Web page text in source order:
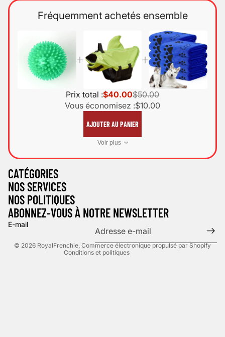
Fréquemment achetés ensemble
Prix total :$40.00$50.00
Vous économisez :$10.00
AJOUTER AU PANIER
Voir plus
CATÉGORIES
NOS SERVICES
NOS POLITIQUES
ABONNEZ-VOUS À NOTRE NEWSLETTER
E-mail
© 2026 RoyalFrenchie, Commerce électronique propulsé par Shopify
Conditions et politiques
Politique d’expédition
Mentions légales
Politique de remboursement
Conditions d’utilisation